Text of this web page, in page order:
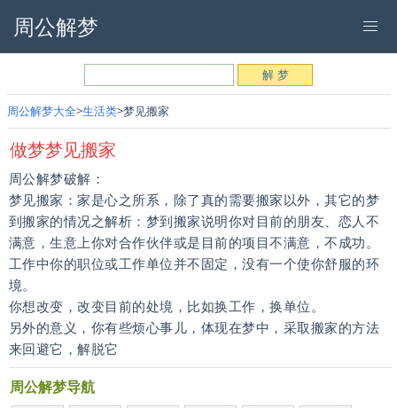
周公解梦
周公解梦大全 生活类 梦见搬家
做梦梦见搬家
周公解梦破解：
梦见搬家：家是心之所系，除了真的需要搬家以外，其它的梦
到搬家的情况之解析：梦到搬家说明你对目前的朋友、恋人不
满意，生意上你对合作伙伴或是目前的项目不满意，不成功。
工作中你的职位或工作单位并不固定，没有一个使你舒服的环
境。
你想改变，改变目前的处境，比如换工作，换单位。
另外的意义，你有些烦心事儿，体现在梦中，采取搬家的方法
来回避它，解脱它
周公解梦导航